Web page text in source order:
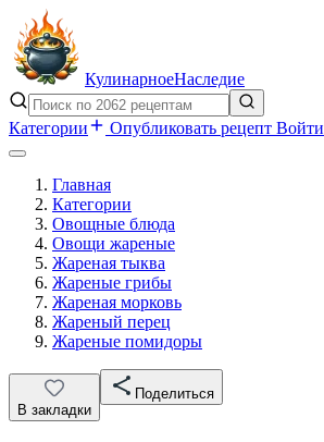
КулинарноеНаследие
Категории Опубликовать рецепт Войти
Главная
Категории
Овощные блюда
Овощи жареные
Жареная тыква
Жареные грибы
Жареная морковь
Жареный перец
Жареные помидоры
В закладки
Поделиться